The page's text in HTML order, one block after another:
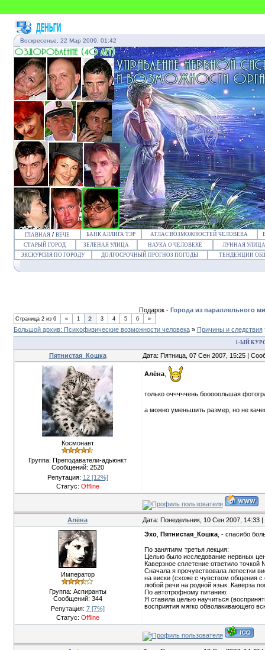
Воскресенье, 22 Мар 2009, 01:42
ГЛАВНАЯ/ ВЕЧЕ БАНК АЛЛИГА ТЭР АТЛАС ВОЗМОЖНОСТЕЙ ЧЕЛОВЕКА
СТАРЫЙ ГОРОД
ЗЕЛЕНАЯ УЛИЦА НАУКА О ЧЕЛОВЕКЕ
ЛУННАЯ УЛИЦА
ЭКСКУРСИЯ ПО ГОРОДУ
ДОЛГОСРОЧНЫЙ ПРОГНОЗ ПОГОДЫ ТЕНДЕНЦИИ
Подарок - Города из параллельного
Страница 2из 6 « 1 2 3 4 5 6 »
Большой архив: Психофизические возможности человека» Причины и следствия
1-ЫЙ
Пятнистая_Кошка Дата: Пятница, 07 Сен 2007, 15:25 |
Космонавт
Группа: Преподаватели-адьюнкт
Сообщений: 2520
Репутация: 12 [12%]
Статус: Offline
Алёна,
только очччччень бооооольшая
а можно уменьшить размер, но не
Алёна Дата: Понедельник, 10 Сен 2007, 14:33
Император
Группа: Аспиранты
Сообщений: 344
Репутация: 7 [7%]
Статус: Offline
Эхо, Пятнистая_Кошка, - спасибо
По занятиям третья лекция:
Целью было исследование нервных
Каверзное сплетение ответило
Сначала я прочувствовала лепестки
на виски (схоже с чувством общения
любой речи на родной язык. Каверза
По автотрофному питанию:
Я ставила целью научиться
восприятия мягко обволакивающего